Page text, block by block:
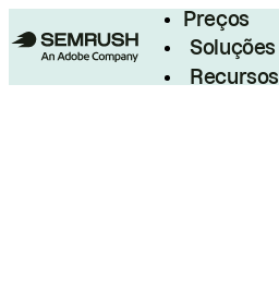
Preços
Soluções
Recursos